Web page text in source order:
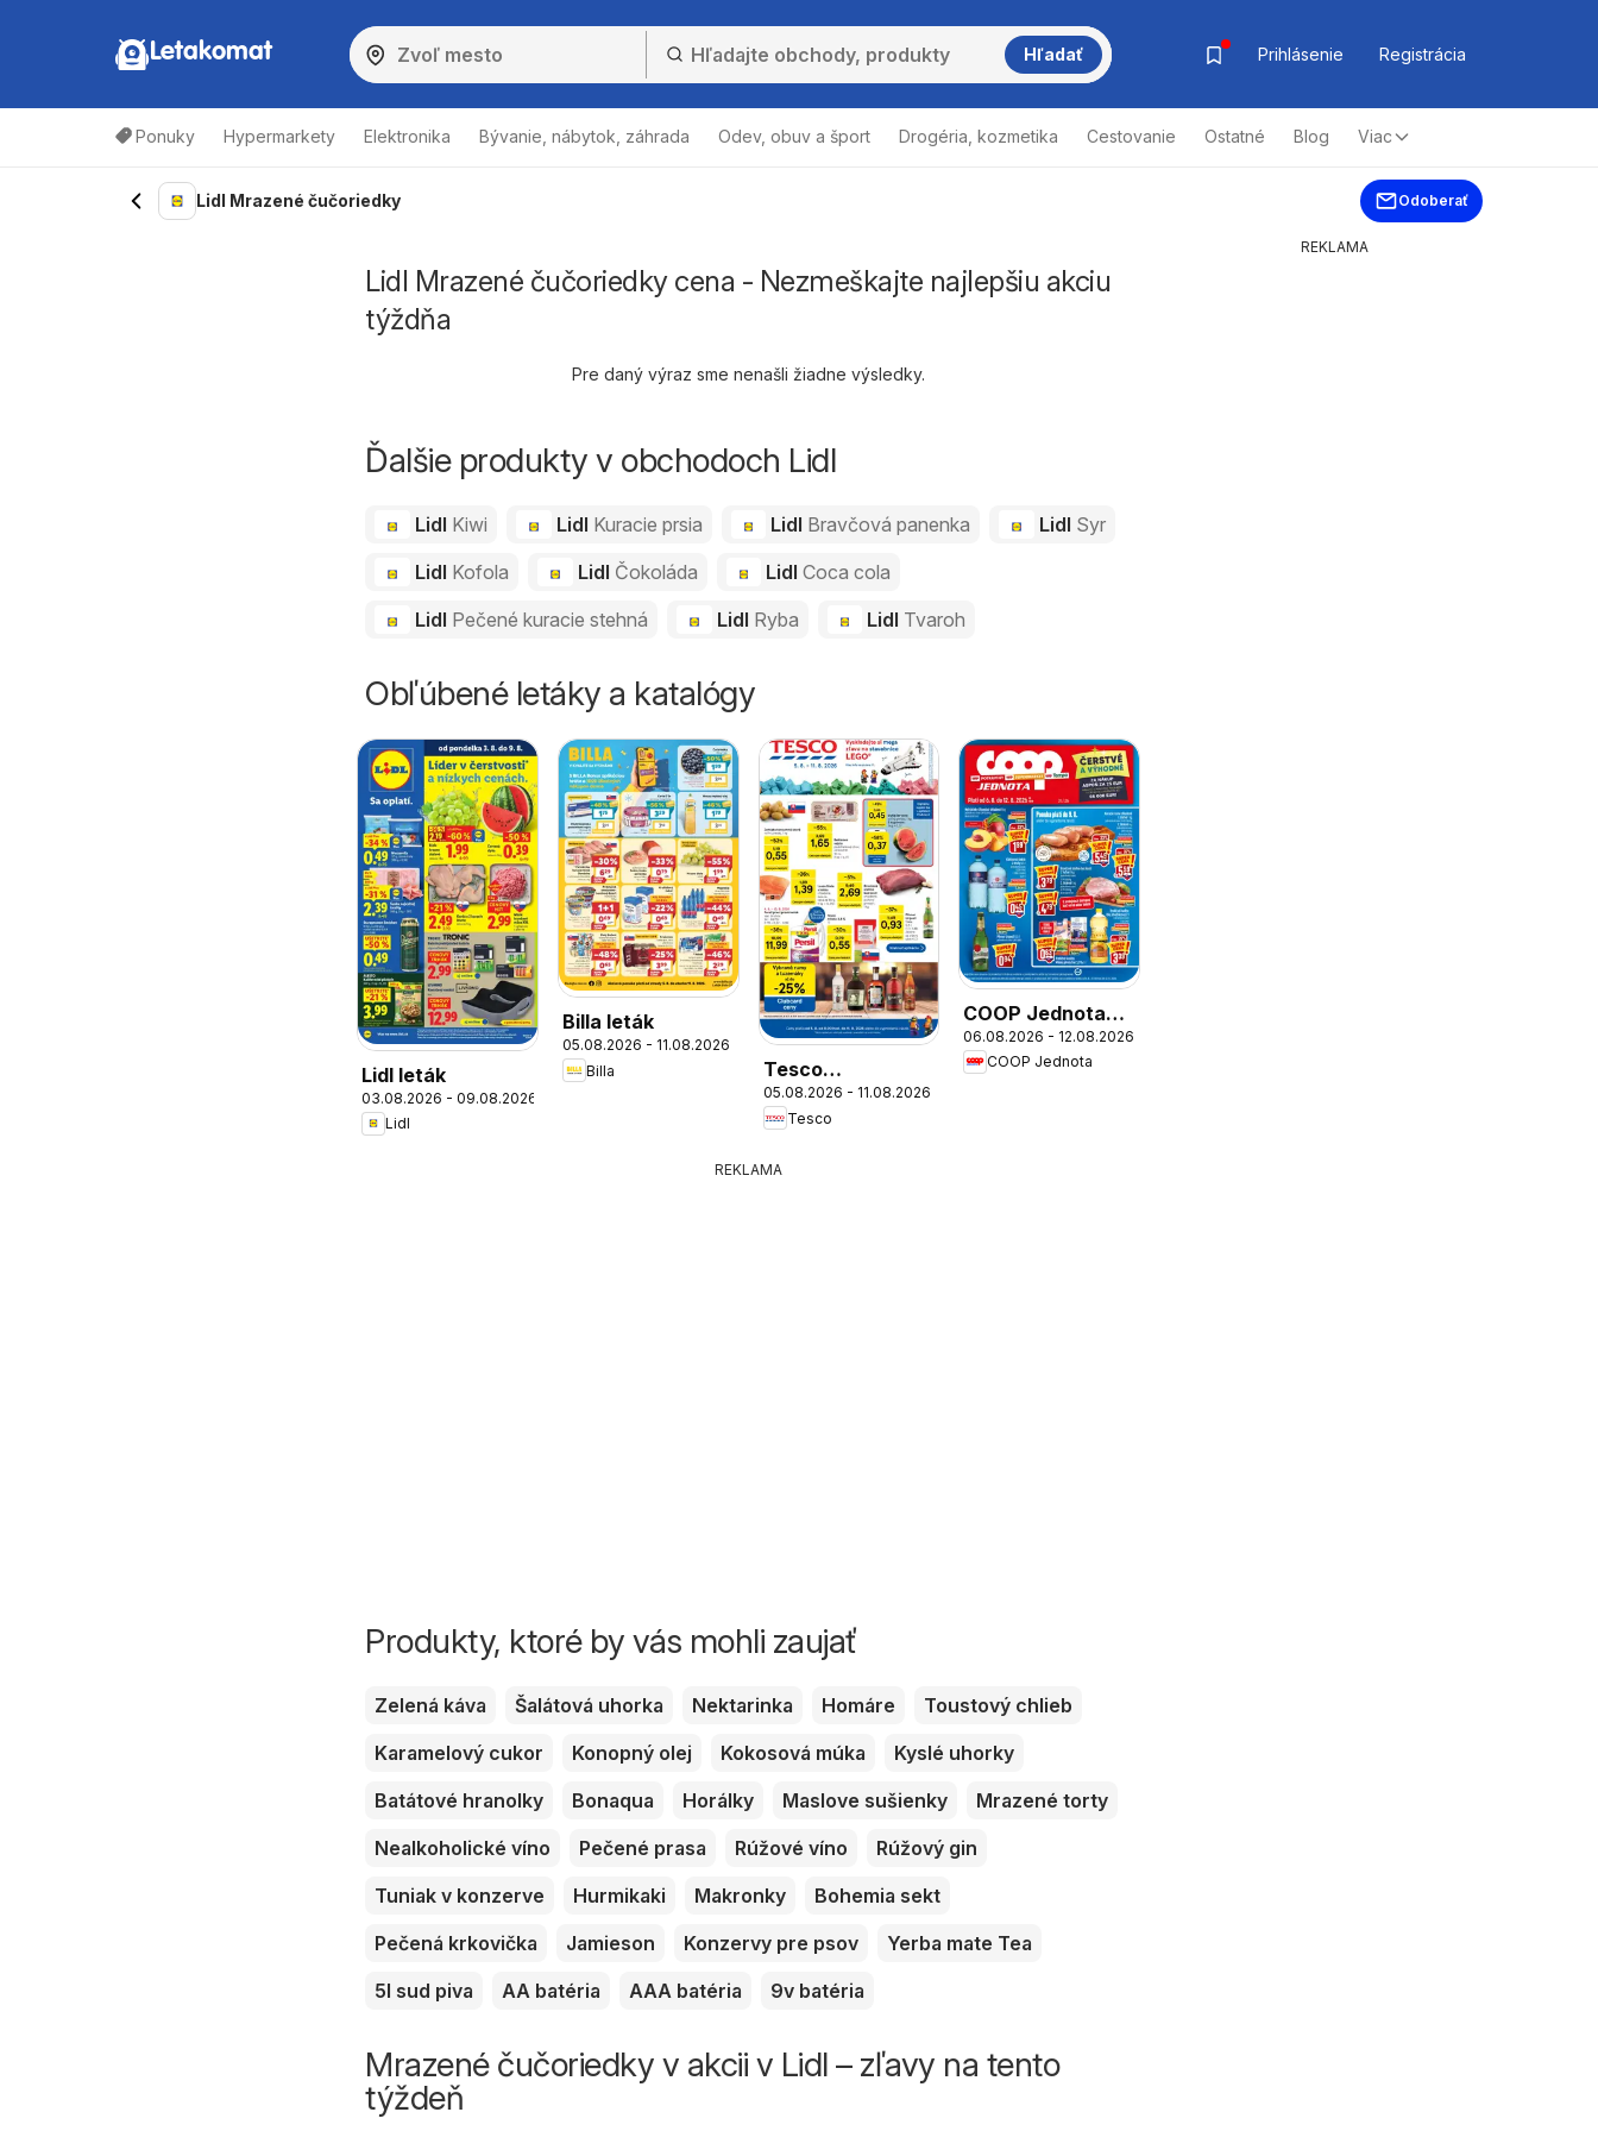
Letakomat Hľadať Prihlásenie Registrácia
Ponuky Hypermarkety Elektronika Bývanie, nábytok, záhrada Odev, obuv a šport Drogéria, kozmetika Cestovanie Ostatné Blog Viac
Lidl Mrazené čučoriedky Odoberať
Lidl Mrazené čučoriedky cena - Nezmeškajte najlepšiu akciu
týždňa
Pre daný výraz sme nenašli žiadne výsledky.
Ďalšie produkty v obchodoch Lidl
Lidl Kiwi Lidl Kuracie prsia Lidl Bravčová panenka Lidl Syr
Lidl Kofola Lidl Čokoláda LidlCoca cola
Lidl Pečené kuracie stehná Lidl Ryba Lidl Tvaroh
Obľúbené letáky a katalógy
Lidl leták
03.08.2026 - 09.08.2026
Lidl
Billa leták
05.08.2026 - 11.08.2026
Billa
Tesco
Hypermarket -
leták
05.08.2026 - 11.08.2026
Tesco
COOP Jednota
leták
06.08.2026 - 12.08.2026
COOP Jednota
REKLAMA
Produkty, ktoré by vás mohli zaujať
Zelená káva Šalátová uhorka Nektarinka Homáre
Toustový chlieb
Karamelový cukor
Konopný olej Kokosová múka
Kyslé uhorky
Batátové hranolky
Bonaqua Horálky Maslove sušienky
Mrazené torty
Nealkoholické víno
Pečené prasa Rúžové víno
Rúžový gin
Tuniak v konzerve
Hurmikaki Makronky
Bohemia sekt
Pečená krkovička
Jamieson Konzervy pre psov
Yerba mate Tea
5l sud piva
AA batéria AAA batéria 9v batéria
Mrazené čučoriedky v akcii v Lidl – zľavy na tento
týždeň
REKLAMA